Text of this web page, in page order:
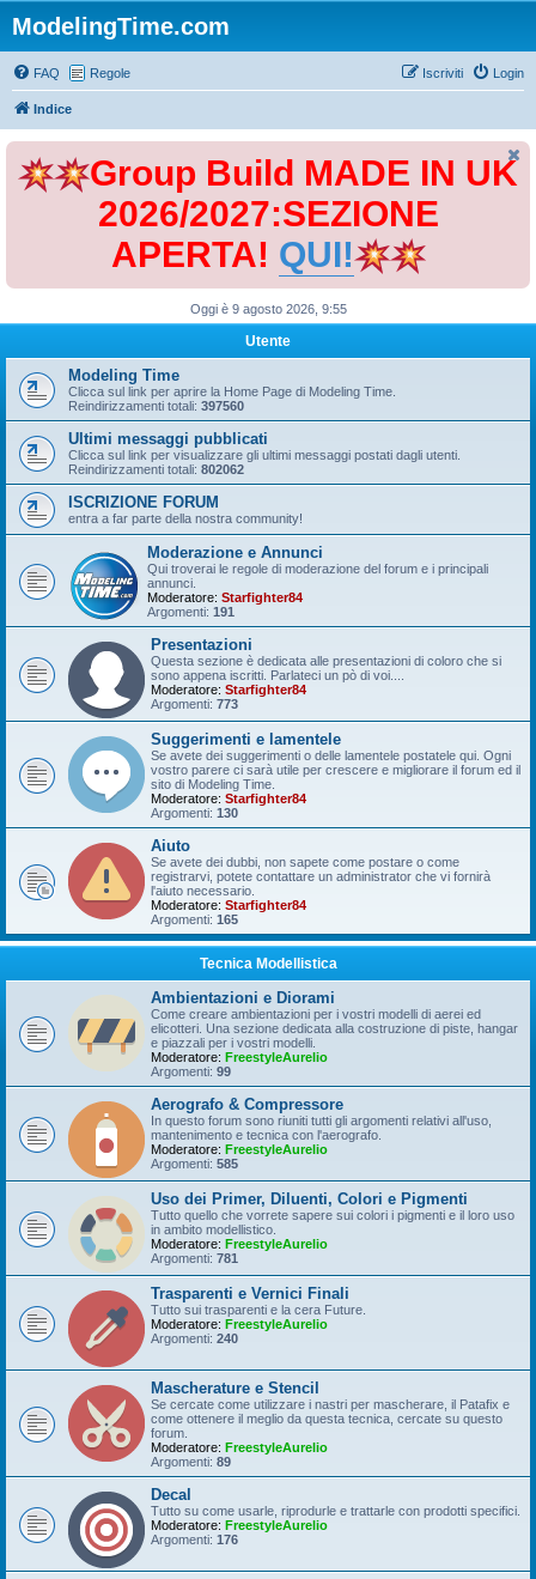
ModelingTime.com
FAQ Regole Login
Iscriviti
Indice
Group Build MADE IN UK
2026/2027:SEZIONE
APERTA! QUI!
Oggi è 9 agosto 2026, 9:55
Utente
Modeling Time
Clicca sul link per aprire la Home Page di Modeling Time.
Reindirizzamenti totali: 397560
Ultimi messaggi pubblicati
Clicca sul link per visualizzare gli ultimi messaggi postati dagli utenti.
Reindirizzamenti totali: 802062
ISCRIZIONE FORUM
entra a far parte della nostra community!
Moderazione e Annunci
Qui troverai le regole di moderazione del forum e i principali
annunci.
Moderatore: Starfighter84
Argomenti: 191
Presentazioni
Questa sezione è dedicata alle presentazioni di coloro che si
sono appena iscritti. Parlateci un pò di voi....
Moderatore: Starfighter84
Argomenti: 773
Suggerimenti e lamentele
Se avete dei suggerimenti o delle lamentele postatele qui. Ogni
vostro parere ci sarà utile per crescere e migliorare il forum ed il
sito di Modeling Time.
Moderatore: Starfighter84
Argomenti: 130
Aiuto
Se avete dei dubbi, non sapete come postare o come
registrarvi, potete contattare un administrator che vi fornirà
l'aiuto necessario.
Moderatore: Starfighter84
Argomenti: 165
Tecnica Modellistica
Ambientazioni e Diorami
Come creare ambientazioni per i vostri modelli di aerei ed
elicotteri. Una sezione dedicata alla costruzione di piste, hangar
e piazzali per i vostri modelli.
Moderatore: FreestyleAurelio
Argomenti: 99
Aerografo & Compressore
In questo forum sono riuniti tutti gli argomenti relativi all'uso,
mantenimento e tecnica con l'aerografo.
Moderatore: FreestyleAurelio
Argomenti: 585
Uso dei Primer, Diluenti, Colori e Pigmenti
Tutto quello che vorrete sapere sui colori i pigmenti e il loro uso
in ambito modellistico.
Moderatore: FreestyleAurelio
Argomenti: 781
Trasparenti e Vernici Finali
Tutto sui trasparenti e la cera Future.
Moderatore: FreestyleAurelio
Argomenti: 240
Mascherature e Stencil
Se cercate come utilizzare i nastri per mascherare, il Patafix e
come ottenere il meglio da questa tecnica, cercate su questo
forum.
Moderatore: FreestyleAurelio
Argomenti: 89
Decal
Tutto su come usarle, riprodurle e trattarle con prodotti specifici.
Moderatore: FreestyleAurelio
Argomenti: 176